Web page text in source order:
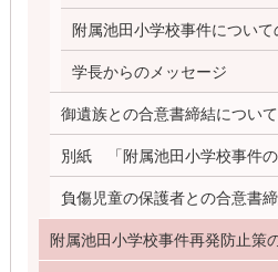
附属池田小学校事件につい
学長からのメッセージ
御遺族との合意書締結について
別紙 「附属池田小学校事件の
負傷児童の保護者との合意書
附属池田小学校事件再発防止策